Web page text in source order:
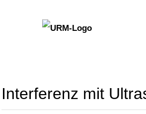
Interferenz mit